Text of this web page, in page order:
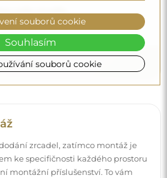
zrcadel, zatímco montáž je
ke specifičnosti každého prostoru
montážní příslušenství. To vám
souborů cookie
souborů cookie
Souhlasím